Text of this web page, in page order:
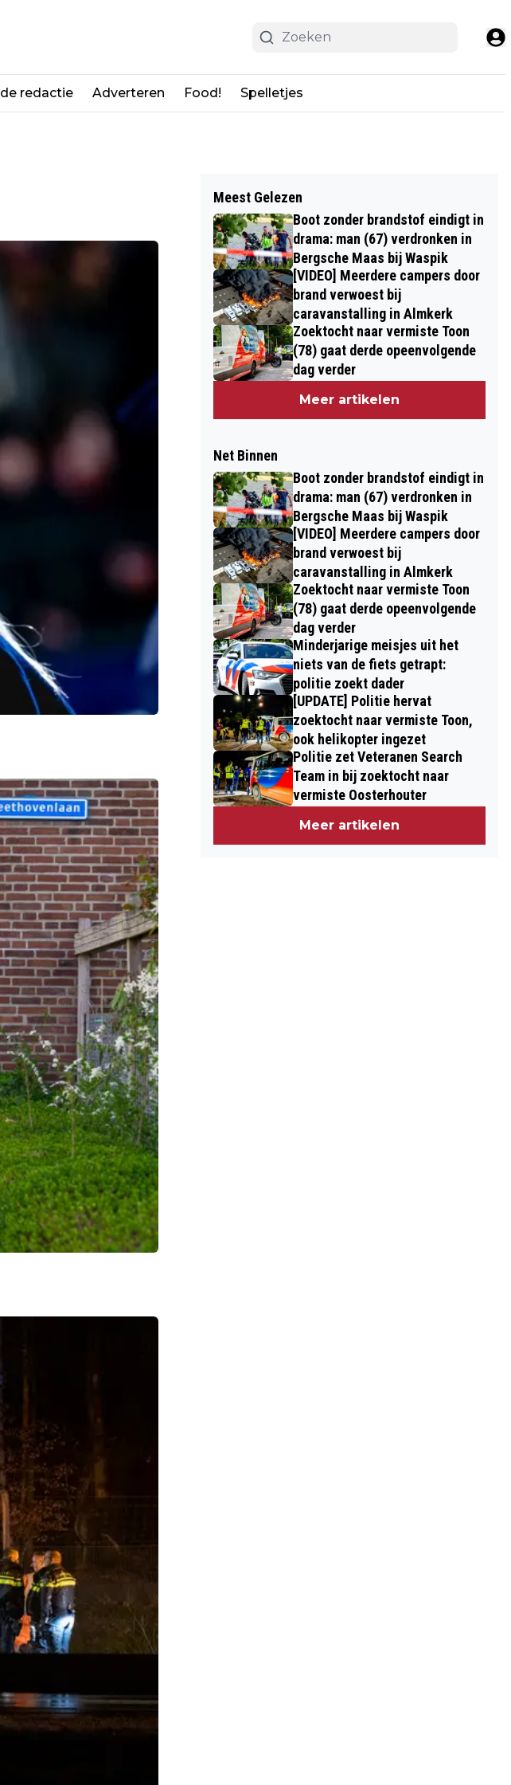
redactie Adverteren Food! Spelletjes
Meest Gelezen
Boot zonder brandstof eindigt in
drama: man (67) verdronken in
Bergsche Maas bij Waspik
[VIDEO] Meerdere campers door
brand verwoest bij
caravanstalling in Almkerk
Zoektocht naar vermiste Toon
(78) gaat derde opeenvolgende
dag verder
Meer artikelen
Net Binnen
Boot zonder brandstof eindigt in
drama: man (67) verdronken in
Bergsche Maas bij Waspik
[VIDEO] Meerdere campers door
brand verwoest bij
caravanstalling in Almkerk
Zoektocht naar vermiste Toon
(78) gaat derde opeenvolgende
dag verder
Minderjarige meisjes uit het
niets van de fiets getrapt:
politie zoekt dader
[UPDATE] Politie hervat
zoektocht naar vermiste Toon,
ook helikopter ingezet
Politie zet Veteranen Search
Team in bij zoektocht naar
vermiste Oosterhouter
Meer artikelen